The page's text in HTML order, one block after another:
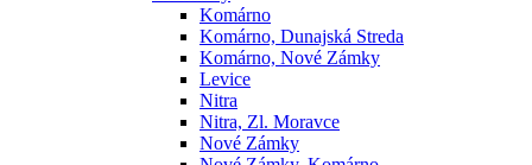
Komárno
Komárno, Dunajská Streda
Komárno, Nové Zámky
Levice
Nitra
Nitra, Zl. Moravce
Nové Zámky